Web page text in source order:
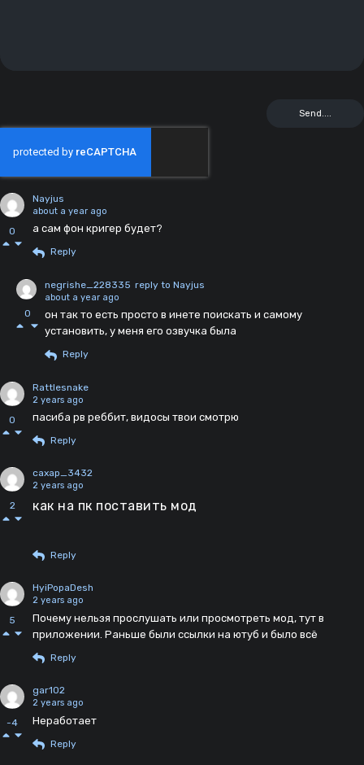
0
Nayjus
about a year ago
а сам фон кригер будет?
Reply
0
negrishe_228335 reply to Nayjus
about a year ago
он так то есть просто в инете поискать и самому
установить, у меня его озвучка была
Reply
0
Rattlesnake
2 years ago
пасиба рв реббит, видосы твои смотрю
Reply
2
caxap_3432
2 years ago
как на пк поставить мод
Reply
5
HyiPopaDesh
2 years ago
Почему нельзя прослушать или просмотреть мод, тут в
приложении. Раньше были ссылки на ютуб и было всë
Reply
-4
gar102
2 years ago
Неработает
Reply